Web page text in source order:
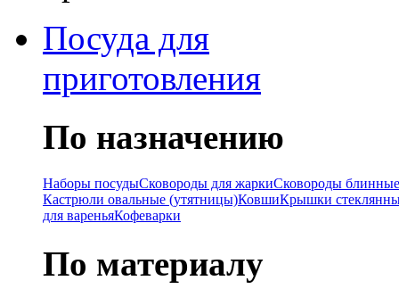
Посуда для
приготовления
По назначению
Наборы посудыСковороды для жаркиСковороды блинные
Кастрюли овальные (утятницы)КовшиКрышки
для вареньяКофеварки
По материалу